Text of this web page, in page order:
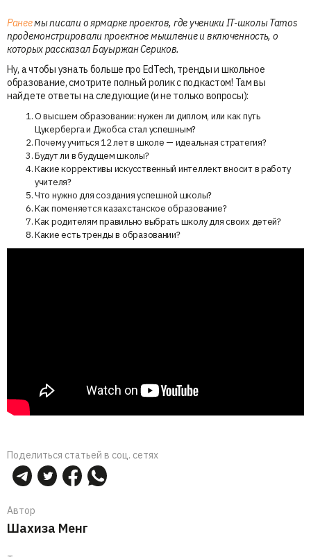
Ранеемы писали о ярмарке проектов, где ученики IT-школы Tamos
продемонстрировали проектное мышление и включенность, о
которых рассказал Бауыржан Сериков.
Ну, а чтобы узнать больше про EdTech, тренды и школьное
образование, смотрите полный ролик с подкастом! Там вы
найдете ответы на следующие (и не только вопросы):
О высшем образовании: нужен ли диплом, или как путь
Цукерберга и Джобса стал успешным?
Почему учиться 12 лет в школе — идеальная стратегия?
Будут ли в будущем школы?
Какие коррективы искусственный интеллект вносит в работу
учителя?
Что нужно для создания успешной школы?
Как поменяется казахстанское образование?
Как родителям правильно выбрать школу для своих детей?
Какие есть тренды в образовании?
Поделиться статьей в соц. сетях
Автор
Шахиза Менг